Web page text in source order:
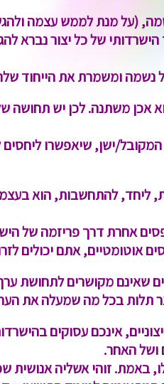
(על מנת לממש עצמה
של כל יצור נברא
נשמה ומשמרת את הייחוד
אכן משתנה. לכן יש תחושה
ישן, שיאפשרו
להתחשבות, הוא
אחרת דרך פריזמה של
אוטומטיים, אתם יכולים
שאינם מקושרים לתחושת
תלות בכל מה שמעלה את
אינכם עסוקים
ושל האחר.
לו, באמת. זוהי אשליה